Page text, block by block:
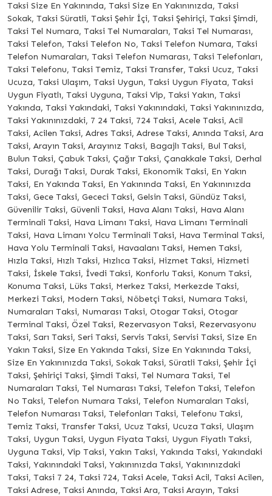
Taksi Size En Yakınında, Taksi Size En Yakınınızda, Taksi
Sokak, Taksi Süratli, Taksi Şehir İçi, Taksi Şehiriçi, Taksi Şimdi,
Taksi Tel Numara, Taksi Tel Numaraları, Taksi Tel Numarası,
Taksi Telefon, Taksi Telefon No, Taksi Telefon Numara, Taksi
Telefon Numaraları, Taksi Telefon Numarası, Taksi Telefonları,
Taksi Telefonu, Taksi Temiz, Taksi Transfer, Taksi Ucuz, Taksi
Ucuza, Taksi Ulaşım, Taksi Uygun, Taksi Uygun Fiyata, Taksi
Uygun Fiyatlı, Taksi Uyguna, Taksi Vip, Taksi Yakın, Taksi
Yakında, Taksi Yakındaki, Taksi Yakınındaki, Taksi Yakınınızda,
Taksi Yakınınızdaki, 7 24 Taksi, 724 Taksi, Acele Taksi, Acil
Taksi, Acilen Taksi, Adres Taksi, Adrese Taksi, Anında Taksi, Ara
Taksi, Arayın Taksi, Arayınız Taksi, Bagajlı Taksi, Bul Taksi,
Bulun Taksi, Çabuk Taksi, Çağır Taksi, Çanakkale Taksi, Derhal
Taksi, Durağı Taksi, Durak Taksi, Ekonomik Taksi, En Yakın
Taksi, En Yakında Taksi, En Yakınında Taksi, En Yakınınızda
Taksi, Gece Taksi, Gececi Taksi, Gelsin Taksi, Gündüz Taksi,
Güvenilir Taksi, Güvenli Taksi, Hava Alanı Taksi, Hava Alanı
Terminali Taksi, Hava Limanı Taksi, Hava Limanı Terminali
Taksi, Hava Limanı Yolcu Terminali Taksi, Hava Terminal Taksi,
Hava Yolu Terminali Taksi, Havaalanı Taksi, Hemen Taksi,
Hızla Taksi, Hızlı Taksi, Hızlıca Taksi, Hizmet Taksi, Hizmeti
Taksi, İskele Taksi, İvedi Taksi, Konforlu Taksi, Konum Taksi,
Konuma Taksi, Lüks Taksi, Merkez Taksi, Merkezde Taksi,
Merkezi Taksi, Modern Taksi, Nöbetçi Taksi, Numara Taksi,
Numaraları Taksi, Numarası Taksi, Otogar Taksi, Otogar
Terminal Taksi, Özel Taksi, Rezervasyon Taksi, Rezervasyonu
Taksi, Sarı Taksi, Seri Taksi, Servis Taksi, Servisi Taksi, Size En
Yakın Taksi, Size En Yakında Taksi, Size En Yakınında Taksi,
Size En Yakınınızda Taksi, Sokak Taksi, Süratli Taksi, Şehir İçi
Taksi, Şehiriçi Taksi, Şimdi Taksi, Tel Numara Taksi, Tel
Numaraları Taksi, Tel Numarası Taksi, Telefon Taksi, Telefon
No Taksi, Telefon Numara Taksi, Telefon Numaraları Taksi,
Telefon Numarası Taksi, Telefonları Taksi, Telefonu Taksi,
Temiz Taksi, Transfer Taksi, Ucuz Taksi, Ucuza Taksi, Ulaşım
Taksi, Uygun Taksi, Uygun Fiyata Taksi, Uygun Fiyatlı Taksi,
Uyguna Taksi, Vip Taksi, Yakın Taksi, Yakında Taksi, Yakındaki
Taksi, Yakınındaki Taksi, Yakınınızda Taksi, Yakınınızdaki
Taksi, Taksi 7 24, Taksi 724, Taksi Acele, Taksi Acil, Taksi Acilen,
Taksi Adrese, Taksi Anında, Taksi Ara, Taksi Arayın, Taksi